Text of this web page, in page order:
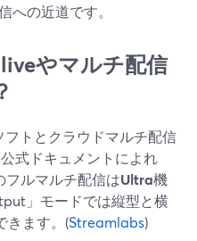
への近道です。
やマルチ配信
トとクラウドマルチ配信
式ドキュメントによれ
ルマルチ配信はUltra機
」モードでは縦型と横
きます。(Streamlabs)